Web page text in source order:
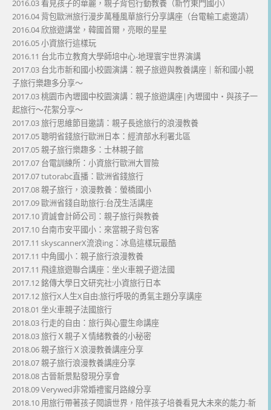
2016.03 看見孩子的華麗，親子背包行動教養（新竹東門國小）
2016.04 背包歐洲旅行漫步萬種風華旅行分享講座（台電輸工處邀請）
2016.04 欣旅遊講堂，韓國首爾，亮眼的星星
2016.05 小資旅行這樣玩
2016.11 台北市立教育大學師培中心-地理寰宇世界演講
2017.03 台北市新和國小校園演講：親子旅遊與教養講座｜新和國小親
子旅行樂趣多分享～
2017.03 桃園市內壢國中校園演講：親子旅遊講座|內壢國中・與孩子一
起旅行～花絮分享～
2017.03 旅行思維節目邀請：親子長途旅行的浪漫教養
2017.05 聰明省錢旅行歐洲日本：經濟部水利署北區
2017.05 親子旅行樂趣多：士林親子館
2017.07 台電訓練所：小資旅行歐洲大冒險
2017.07 tutorabc直播：歐洲省錢旅行
2017.08 親子旅行，浪漫教養：螢橋國小
2017.09 歐洲省錢自助旅行:台茂生活講座
2017.10 資誠會計師公司：親子旅行與教養
2017.10 台南市安平國小：來當親子背包客
2017.11 skyscannerX流浪ing：冰島這樣玩最酷
2017.11 中角國小：親子旅行浪漫教養
2017.11 飛達旅遊聯合講座：坐火車親子遊法國
2017.12 銘傳大學日文研究社:小資旅行日本
2017.12 旅行X人生X自由:旅行呼吸的勇氣主題分享講座
2018.01 坐火車親子法國旅行
2018.03 行走的自由：旅行與心靈生命講座
2018.03 旅行Ｘ親子Ｘ情緒教養的小秘密
2018.06 親子旅行Ｘ浪漫教養講座分享
2018.07 親子旅行浪漫教養講座分享
2018.08 古晉新景點發現分享會
2018.09 Verywed非常婚禮蜜月路線分享
2018.10 用旅行帶著孩子閱讀世界，陪伴孩子培養看見大未來的能力-新